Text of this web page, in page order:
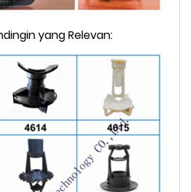
yang Relevan: